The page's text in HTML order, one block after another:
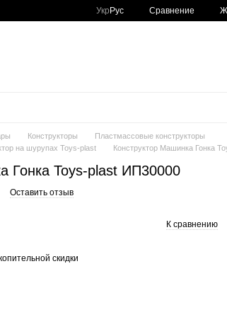
Укр Рус Сравнение
Конструкторы
Пластмассовые конструкторы
на шурупах Toys-plast Конструктор Машинка Гонка
Гонка Toys-plast ИП30000
Оставить отзыв
К сравнению
скидки